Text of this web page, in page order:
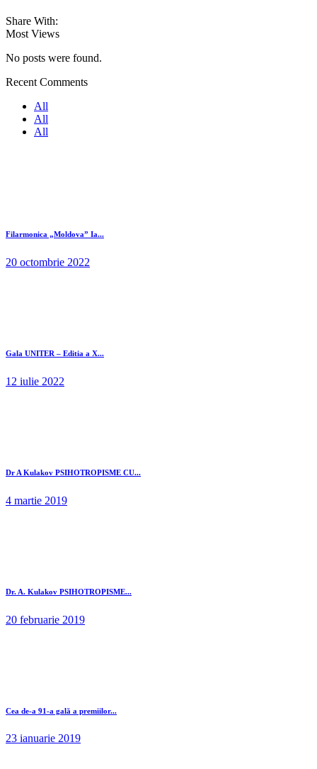
Share With:
Most Views
No posts were found.
Recent Comments
All
All
All
Filarmonica „Moldova” Ia...
20 octombrie 2022
Gala UNITER – Editia a X...
12 iulie 2022
Dr A Kulakov PSIHOTROPISME CU...
4 martie 2019
Dr. A. Kulakov PSIHOTROPISME...
20 februarie 2019
Cea de-a 91-a gală a premiilor...
23 ianuarie 2019